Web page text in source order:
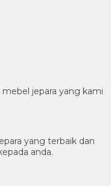
jepara yang kami
yang terbaik dan
anda.